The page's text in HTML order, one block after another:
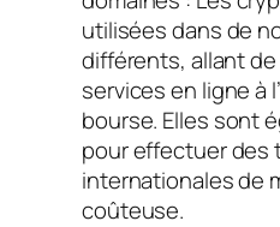
utilisées dans de
différents, allant de
services en ligne à
bourse. Elles sont
pour effectuer des
internationales de
coûteuse.